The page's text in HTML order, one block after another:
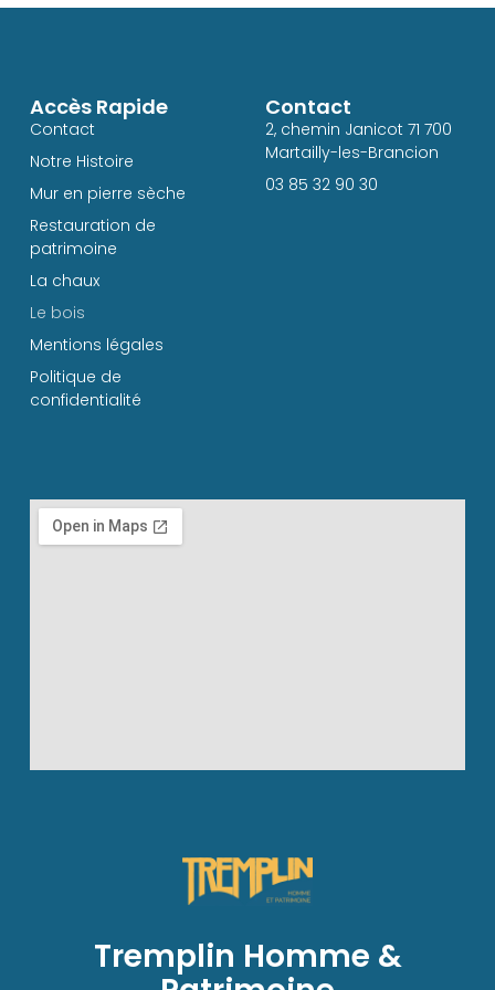
Tremplin Homme &
Accès Rapide
Contact
Notre Histoire
Mur en pierre sèche
Restauration de
patrimoine
La chaux
Le bois
Mentions légales
Politique de
confidentialité
Contact
2, chemin Janicot 71 700
Martailly-les-Brancion
03 85 32 90 30